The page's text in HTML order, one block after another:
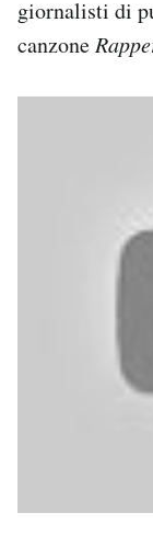
giornalisti di
canzone